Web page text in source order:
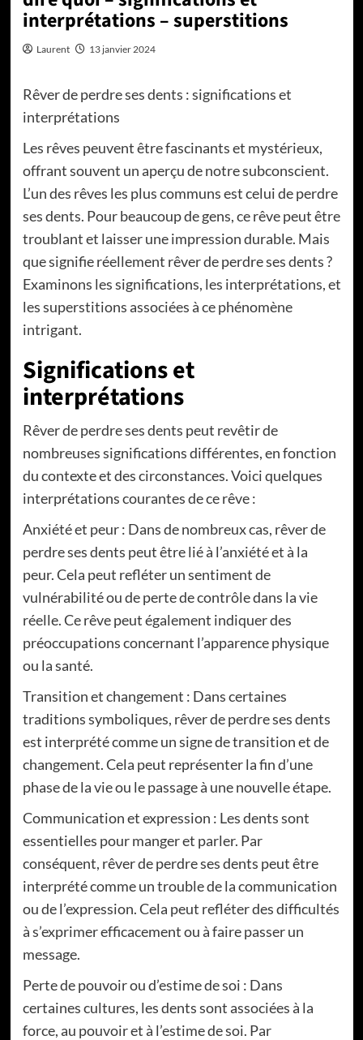
interprétations – superstitions
Laurent 13 janvier 2024
Rêver de perdre ses dents : significations et
interprétations
Les rêves peuvent être fascinants et mystérieux,
offrant souvent un aperçu de notre subconscient.
L’un des rêves les plus communs est celui de perdre
ses dents. Pour beaucoup de gens, ce rêve peut être
troublant et laisser une impression durable. Mais
que signifie réellement rêver de perdre ses dents ?
Examinons les significations, les interprétations, et
les superstitions associées à ce phénomène
intrigant.
Significations et
interprétations
Rêver de perdre ses dents peut revêtir de
nombreuses significations différentes, en fonction
du contexte et des circonstances. Voici quelques
interprétations courantes de ce rêve :
Anxiété et peur : Dans de nombreux cas, rêver de
perdre ses dents peut être lié à l’anxiété et à la
peur. Cela peut refléter un sentiment de
vulnérabilité ou de perte de contrôle dans la vie
réelle. Ce rêve peut également indiquer des
préoccupations concernant l’apparence physique
ou la santé.
Transition et changement : Dans certaines
traditions symboliques, rêver de perdre ses dents
est interprété comme un signe de transition et de
changement. Cela peut représenter la fin d’une
phase de la vie ou le passage à une nouvelle étape.
Communication et expression : Les dents sont
essentielles pour manger et parler. Par
conséquent, rêver de perdre ses dents peut être
interprété comme un trouble de la communication
ou de l’expression. Cela peut refléter des difficultés
à s’exprimer efficacement ou à faire passer un
message.
Perte de pouvoir ou d’estime de soi : Dans
certaines cultures, les dents sont associées à la
force, au pouvoir et à l’estime de soi. Par